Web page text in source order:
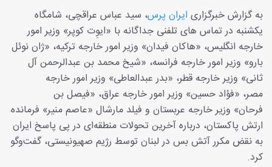
به گزارش خبرگزاری ایران پرس، سید عباس عراقچی، شامگاه
یکشنبه در تماس های تلفنی جداگانه با «ایوِت کوپر» وزیر امور
خارجه انگلیس، «هاکان فیدان» وزیر امور خارجه ترکیه، «ژان نوئل
بارو» وزیر امور خارجه فرانسه، «شیخ محمد بن عبدالرحمن آل
ثانی» وزیر خارجه قطر، «بدر عبدالعاطی» وزیر امور خارجه
مصر، «فؤاد حسین» وزیر امور خارجه عراق، «فیصل بن
فرحان» وزیر خارجه عربستان و فیلد مارشال «عاصم منیر» فرمانده
ارتش پاکستان، درباره آخرین تحولات منطقه‌ای در پی پاسخ ایران
به نقض مکرر آتش بس در لبنان توسط رژیم صهیونیستی، گفت‌وگو
کرد.